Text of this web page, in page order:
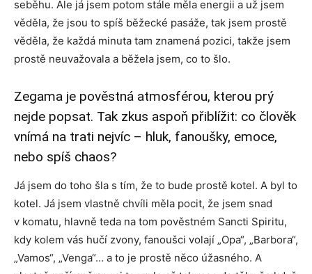
seběhu. Ale já jsem potom stále měla energii a už jsem
věděla, že jsou to spíš běžecké pasáže, tak jsem prostě
věděla, že každá minuta tam znamená pozici, takže jsem
prostě neuvažovala a běžela jsem, co to šlo.
Zegama je pověstná atmosférou, kterou prý
nejde popsat. Tak zkus aspoň přiblížit: co člověk
vnímá na trati nejvíc – hluk, fanoušky, emoce,
nebo spíš chaos?
Já jsem do toho šla s tím, že to bude prostě kotel. A byl to
kotel. Já jsem vlastně chvíli měla pocit, že jsem snad
v komatu, hlavně teda na tom pověstném Sancti Spiritu,
kdy kolem vás hučí zvony, fanoušci volají „Opa“, „Barbora“,
„Vamos“, „Venga“… a to je prostě něco úžasného. A